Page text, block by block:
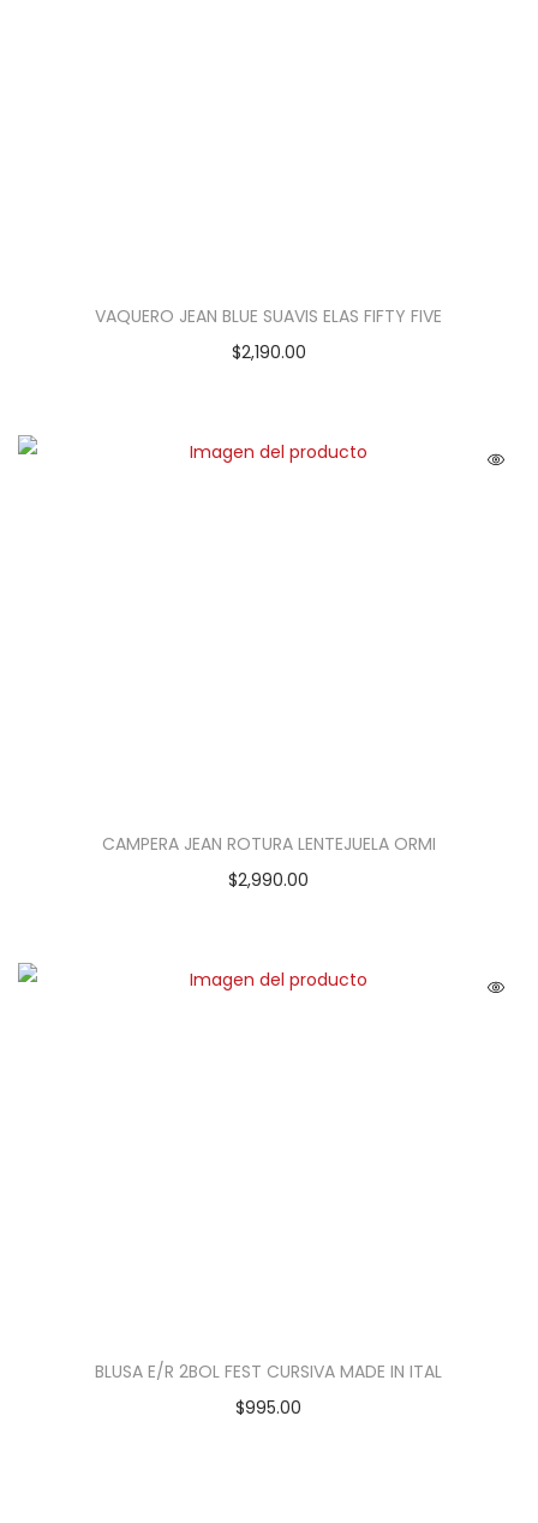
VAQUERO JEAN BLUE SUAVIS ELAS FIFTY FIVE
$2,190.00
CAMPERA JEAN ROTURA LENTEJUELA ORMI
$2,990.00
BLUSA E/R 2BOL FEST CURSIVA MADE IN ITAL
$995.00